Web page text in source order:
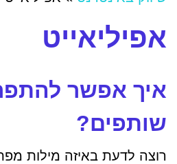
אפיליאייט
איך אפשר
שותפים?
רוצה לדעת באיזה מילות